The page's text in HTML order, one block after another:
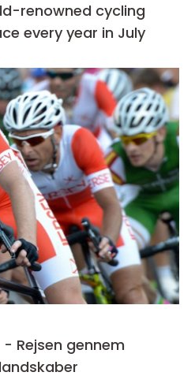
renowned cycling
every year in July
Rejsen gennem